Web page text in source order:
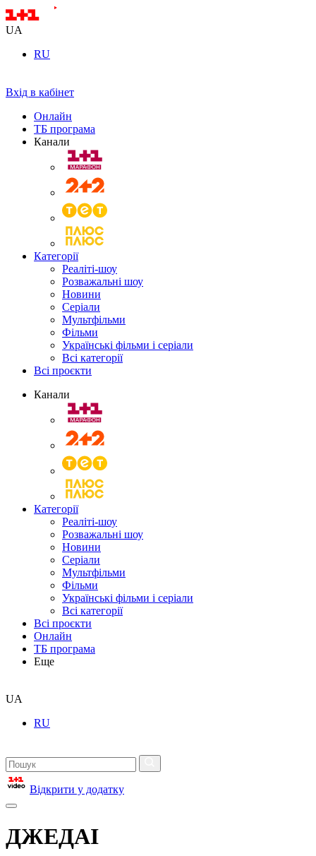
UA
RU
Вхід в кабінет
Онлайн
ТБ програма
Канали
Категорії
Реаліті-шоу
Розважальні шоу
Новини
Серіали
Мультфільми
Фільми
Українські фільми і серіали
Всі категорії
Всі проєкти
Канали
Категорії
Реаліті-шоу
Розважальні шоу
Новини
Серіали
Мультфільми
Фільми
Українські фільми і серіали
Всі категорії
Всі проєкти
Онлайн
ТБ програма
Еще
UA
RU
Відкрити у додатку
ДЖЕДАІ